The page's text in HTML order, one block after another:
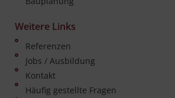
Weitere Links
Referenzen
Jobs / Ausbildung
Kontakt
Häufig gestellte Fragen